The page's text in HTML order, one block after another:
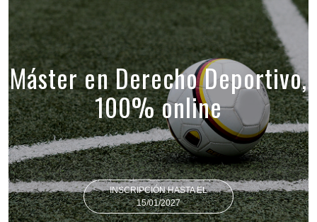
Máster en Derecho Deportivo,
100% online
INSCRIPCIÓN HASTA EL
15/01/2027